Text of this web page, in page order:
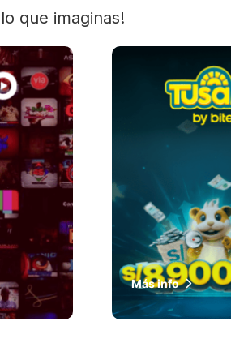
que imaginas!
Más info